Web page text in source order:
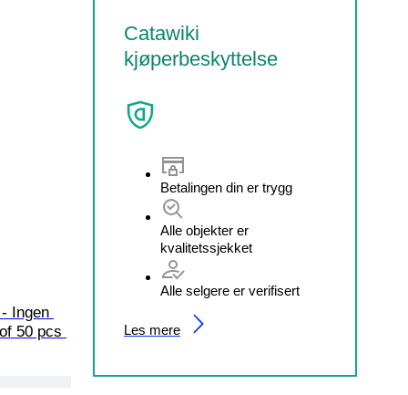
Catawiki
kjøperbeskyttelse
Betalingen din er trygg
Alle objekter er
kvalitetssjekket
Alle selgere er verifisert
Les mere
Ingen
50 pcs